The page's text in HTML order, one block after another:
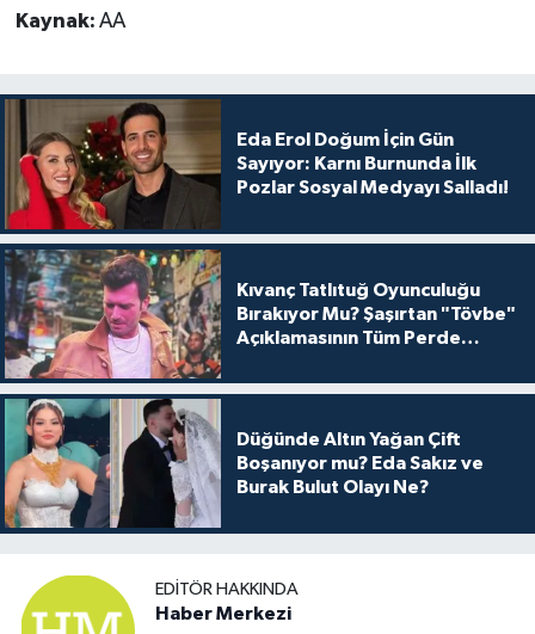
Kaynak: AA
Eda Erol Doğum İçin Gün
Sayıyor: Karnı Burnunda İlk
Pozlar Sosyal Medyayı Salladı!
Kıvanç Tatlıtuğ Oyunculuğu
Bırakıyor Mu? Şaşırtan "Tövbe"
Açıklamasının Tüm Perde
Düğünde Altın Yağan Çift
Boşanıyor mu? Eda Sakız ve
Burak Bulut Olayı Ne?
EDITÖR HAKKINDA
Haber Merkezi